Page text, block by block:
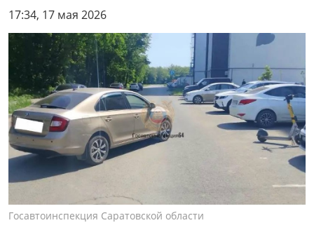
17:34, 17 мая 2026
Госавтоинспекция Саратовской области